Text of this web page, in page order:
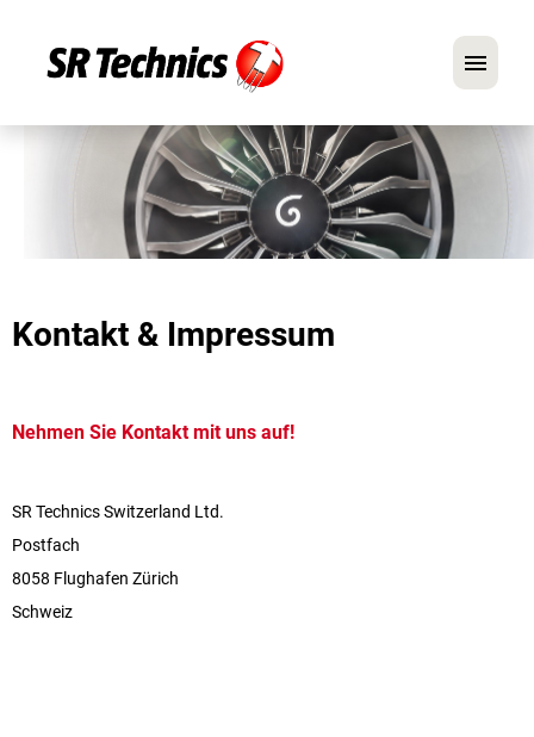
Englisch
Im Fokus: Mechaniker-Positionen
Karriere
FAQ
Kontakt & Impressum
Nehmen Sie Kontakt mit uns auf!
SR Technics Switzerland Ltd.
Postfach
8058 Flughafen Zürich
Schweiz